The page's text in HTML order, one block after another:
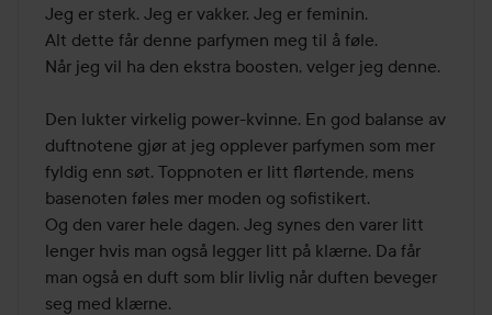
Jeg er sterk. Jeg er vakker. Jeg er feminin.
Alt dette får denne parfymen meg til å føle.
Når jeg vil ha den ekstra boosten, velger jeg denne.
Den lukter virkelig power-kvinne. En god balanse av
duftnotene gjør at jeg opplever parfymen som mer
fyldig enn søt. Toppnoten er litt flørtende, mens
basenoten føles mer moden og sofistikert.
Og den varer hele dagen. Jeg synes den varer litt
lenger hvis man også legger litt på klærne. Da får
man også en duft som blir livlig når duften beveger
seg med klærne.